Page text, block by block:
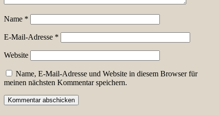
Name *
E-Mail-Adresse *
Website
Name, E-Mail-Adresse und Website in diesem Browser für
meinen nächsten Kommentar speichern.